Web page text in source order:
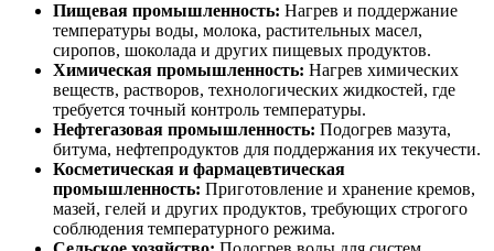
Пищевая промышленность: Нагрев и поддержание
температуры воды, молока, растительных масел,
сиропов, шоколада и других пищевых продуктов.
Химическая промышленность: Нагрев химических
веществ, растворов, технологических жидкостей, где
требуется точный контроль температуры.
Нефтегазовая промышленность: Подогрев мазута,
битума, нефтепродуктов для поддержания их текучести.
Косметическая и фармацевтическая
промышленность: Приготовление и хранение кремов,
мазей, гелей и других продуктов, требующих строгого
соблюдения температурного режима.